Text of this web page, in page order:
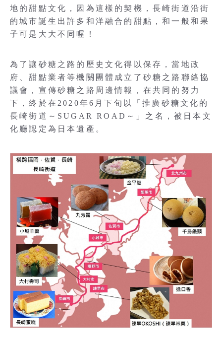
地的甜點文化，因為這樣的契機，長崎街道沿街
的城市誕生出許多和洋融合的甜點，和一般和果
子可是大大不同喔！
為了讓砂糖之路的歷史文化得以保存，當地政
府、甜點業者等機關團體成立了砂糖之路聯絡協
議會，宣傳砂糖之路周邊情報，在共同的努力
下，終於在2020年6月下旬以「推廣砂糖文化的
長崎街道～SUGAR ROAD～」之名，被日本文
化廳認定為日本遺產。